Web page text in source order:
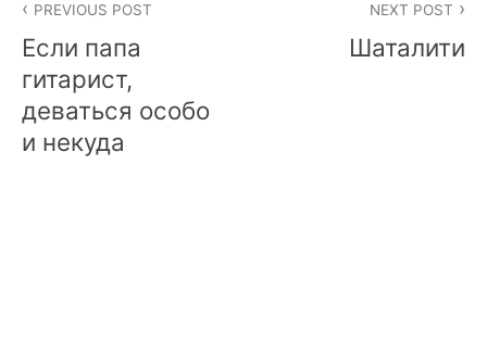
navigation
PREVIOUS POST
Если папа
гитарист,
деваться особо
и некуда
NEXT POST
Шаталити